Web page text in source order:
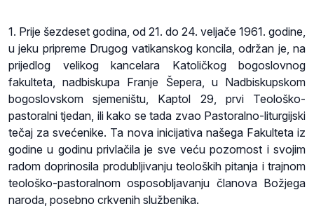
1. Prije šezdeset godina, od 21. do 24. veljače 1961. godine,
u jeku pripreme Drugog vatikanskog koncila, održan je, na
prijedlog velikog kancelara Katoličkog bogoslovnog
fakulteta, nadbiskupa Franje Šepera, u Nadbiskupskom
bogoslovskom sjemeništu, Kaptol 29, prvi Teološko-
pastoralni tjedan, ili kako se tada zvao Pastoralno-liturgijski
tečaj za svećenike. Ta nova inicijativa našega Fakulteta iz
godine u godinu privlačila je sve veću pozornost i svojim
radom doprinosila produbljivanju teoloških pitanja i trajnom
teološko-pastoralnom osposobljavanju članova Božjega
naroda, posebno crkvenih službenika.